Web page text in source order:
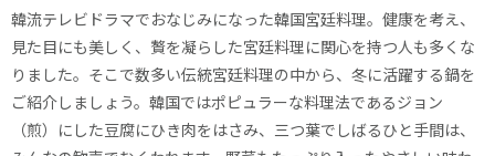
韓流テレビドラマでおなじみになった韓国宮廷料理。健康を考え、
見た目にも美しく、贅を凝らした宮廷料理に関心を持つ人も多くな
りました。そこで数多い伝統宮廷料理の中から、冬に活躍する鍋を
ご紹介しましょう。韓国ではポピュラーな料理法であるジョン
（煎）にした豆腐にひき肉をはさみ、三つ葉でしばるひと手間は、